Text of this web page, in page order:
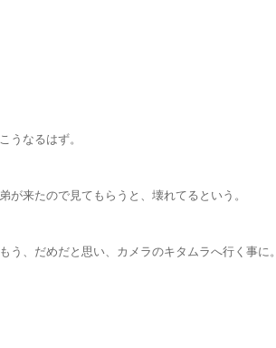
こうなるはず。
弟が来たので見てもらうと、壊れてるという。
もう、だめだと思い、カメラのキタムラへ行く事に。